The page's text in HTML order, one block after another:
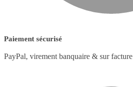
Paiement sécurisé
PayPal, virement banquaire & sur facture